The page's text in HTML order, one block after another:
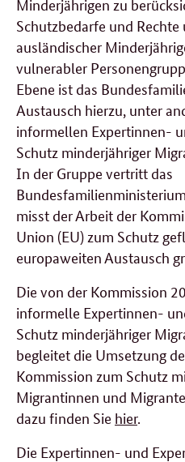
Minderjährigen zu
Schutzbedarfe und
ausländischer
vulnerabler
Ebene ist das
Austausch hierzu, unter
informellen Expertinnen-
Schutz minderjähriger
In der Gruppe vertritt das
misst der Arbeit der
Union (EU) zum Schutz
europaweiten Austausch
Die von der Kommission
informelle Expertinnen-
Schutz minderjähriger
begleitet die Umsetzung
Kommission zum Schutz
Migrantinnen und
dazu finden Sie hier.
Die Expertinnen- und